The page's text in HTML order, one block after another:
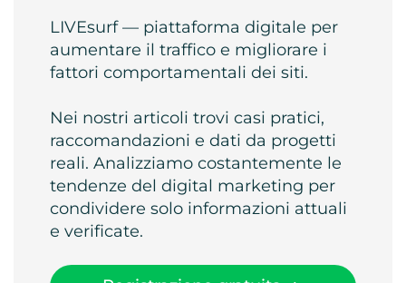
LIVEsurf — piattaforma digitale per
aumentare il traffico e migliorare i
fattori comportamentali dei siti.
Nei nostri articoli trovi casi pratici,
raccomandazioni e dati da progetti
reali. Analizziamo costantemente le
tendenze del digital marketing per
condividere solo informazioni attuali
e verificate.